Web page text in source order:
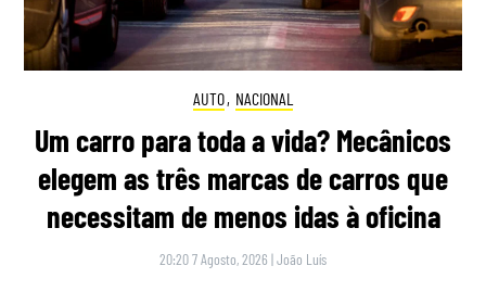
AUTO, NACIONAL
Um carro para toda a vida? Mecânicos
elegem as três marcas de carros que
necessitam de menos idas à oficina
20:20 7 Agosto, 2026 |João Luís